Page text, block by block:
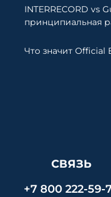
INTERRECORD vs
принципиальная
Что значит Official
СВЯЗЬ
+7 800 222-59-